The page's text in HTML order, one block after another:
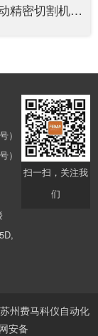
桌面型自动精密切割机Fcut 250E
）
）
扫一扫，关注我
们
州费马科仪自动化
安备